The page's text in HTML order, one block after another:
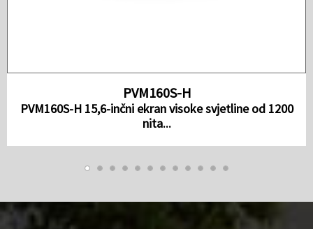
PVM160S-H
PVM160S-H 15,6-inčni ekran visoke svjetline od 1200
nita...